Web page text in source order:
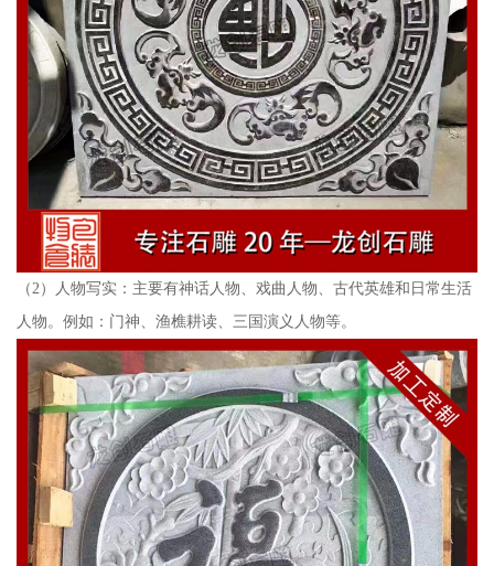
（2）人物写实：主要有神话人物、戏曲人物、古代英雄和日常生活
人物。例如：门神、渔樵耕读、三国演义人物等。